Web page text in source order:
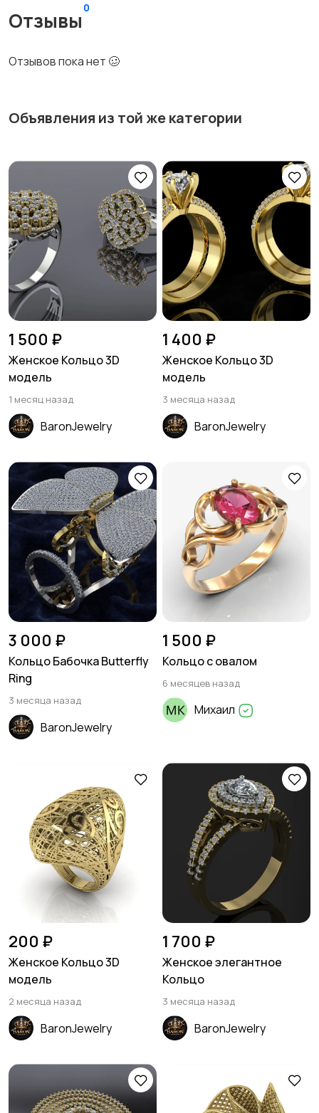
Отзывы
0
Отзывов пока нет 🥴
Объявления из той же категории
1 500 ₽
Женское Кольцо 3D
модель
1 месяц назад
BaronJewelry
1 400 ₽
Женское Кольцо 3D
модель
3 месяца назад
BaronJewelry
3 000 ₽
Кольцо Бабочка Butterfly
Ring
3 месяца назад
BaronJewelry
1 500 ₽
Кольцо с овалом
6 месяцев назад
Михаил
200 ₽
Женское Кольцо 3D
модель
2 месяца назад
BaronJewelry
1 700 ₽
Женское элегантное
Кольцо
3 месяца назад
BaronJewelry